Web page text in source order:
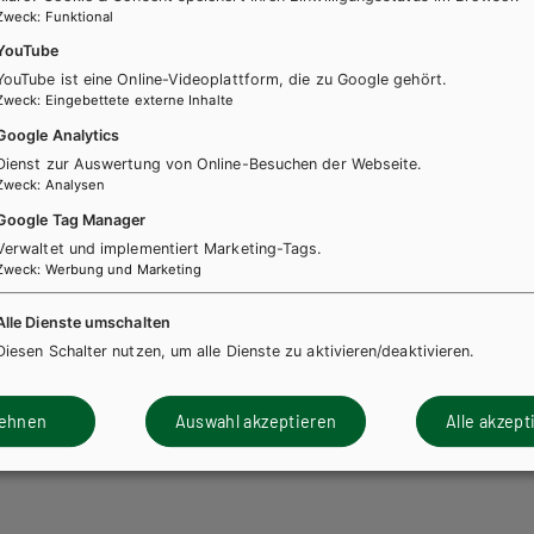
: Funktional
ist eine Online-Videoplattform, die zu Google gehört.
: Eingebettete externe Inhalte
Analytics
zur Auswertung von Online-Besuchen der Webseite.
: Analysen
Tag Manager
und implementiert Marketing-Tags.
: Werbung und Marketing
Dienste umschalten
Schalter nutzen, um alle Dienste zu aktivieren/deaktivieren.
Auswahl akzeptieren Alle